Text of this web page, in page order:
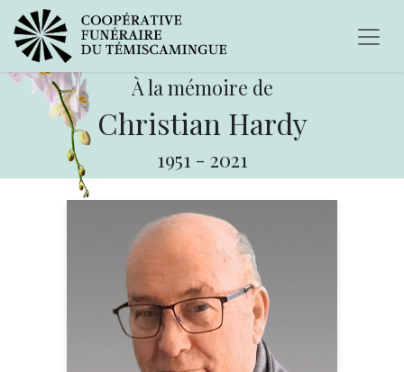
À la mémoire de
Christian Hardy
1951 - 2021